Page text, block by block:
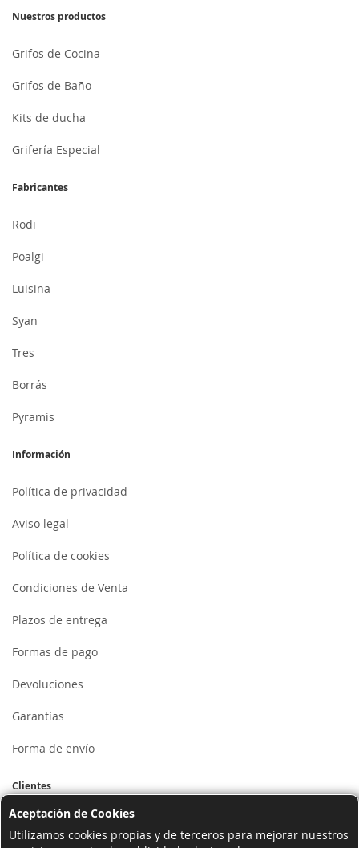
Aceptación de Cookies
Utilizamos cookies propias y de terceros para mejorar nuestros
Nuestros productos
Grifos de Cocina
Grifos de Baño
Kits de ducha
Grifería Especial
Fabricantes
Rodi
Poalgi
Luisina
Syan
Tres
Borrás
Pyramis
Información
Política de privacidad
Aviso legal
Política de cookies
Condiciones de Venta
Plazos de entrega
Formas de pago
Devoluciones
Garantías
Forma de envío
Clientes
Mi cuenta